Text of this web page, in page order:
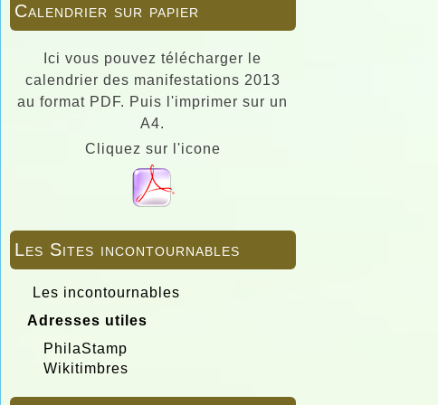
Calendrier sur papier
Ici vous pouvez télécharger le
calendrier des manifestations 2013
au format PDF. Puis l'imprimer sur un
A4.
Cliquez sur l'icone
Les Sites incontournables
Les incontournables
Adresses utiles
PhilaStamp
Wikitimbres